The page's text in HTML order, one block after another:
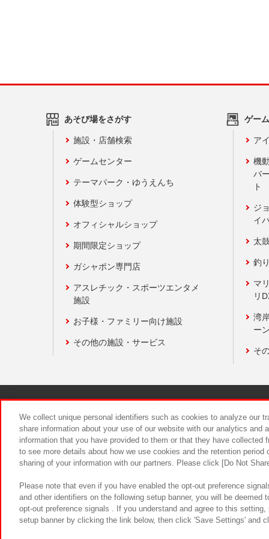
あそび場をさがす
施設・店舗検索
ゲームセンター
テーマパーク・ゆうえんち
体験型ショップ
オフィシャルショップ
期間限定ショップ
ガシャポン専門店
アスレチック・スポーツエンタメ
施設
お子様・ファミリー向け施設
その他の施設・サービス
ゲー
ア
機
バ
ト
ジ
イ
太
釣
マ
リ
湾
ー
そ
食品のご
We collect unique personal identifiers such as cookies to analyze our
share information about your use of our website with our analytics and
information that you have provided to them or that they have
to see more details about how we use cookies and the retention
sharing of your information with our partners. Please click [Do Not
Please note that even if you have enabled the opt-out preference
and other identifiers on the following setup banner, you will be
opt-out preference signals . If you understand and agree to this
setup banner by clicking the link below, then click 'Save Settings' and